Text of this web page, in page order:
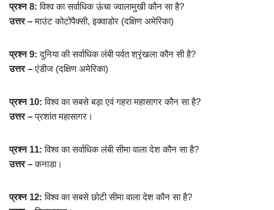
प्रश्न 8: विश्व का सर्वाधिक ऊंचा ज्वालामुखी कौन सा है?
उत्तर –माउंट कोटोपैक्सी, इक्वाडोर (दक्षिण अमेरिका)
प्रश्न 9: दुनिया की सर्वाधिक लंबी पर्वत श्रृंखला कौन सी है?
उत्तर –एंडीज (दक्षिण अमेरिका)
प्रश्न 10: विश्व का सबसे बड़ा एवं गहरा महासागर कौन सा है?
उत्तर –प्रशांत महासागर।
प्रश्न 11:विश्व का सर्वाधिक लंबी सीमा वाला देश कौन सा है?
उत्तर –कनाडा।
प्रश्न 12: विश्व का सबसे छोटी सीमा वाला देश कौन सा है?